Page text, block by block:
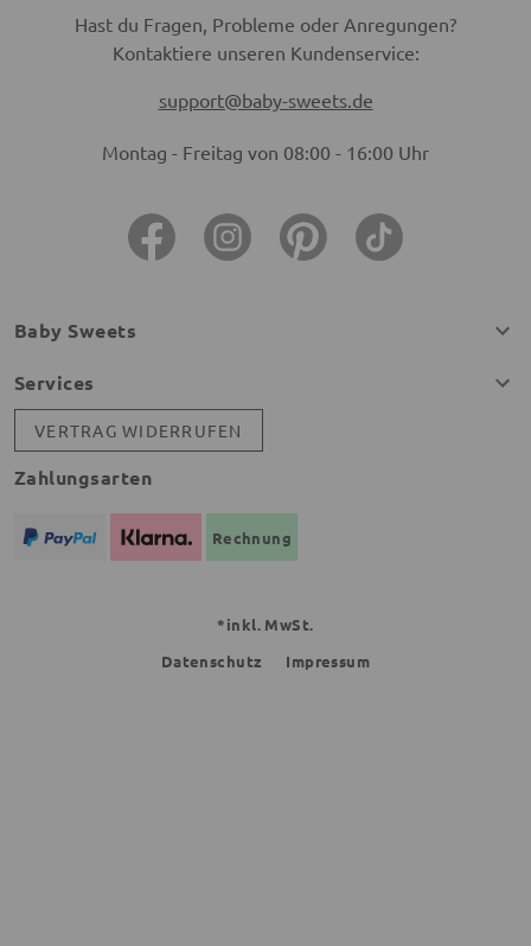
Hast du Fragen, Probleme oder Anregungen?
Kontaktiere unseren Kundenservice:
support@baby-sweets.de
Montag - Freitag von 08:00 - 16:00 Uhr
Baby Sweets
Services
VERTRAG WIDERRUFEN
Zahlungsarten
Rechnung
*inkl. MwSt.
Datenschutz
Impressum